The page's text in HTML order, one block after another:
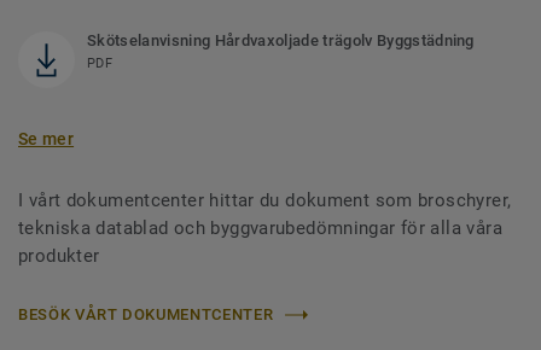
Skötselanvisning Hårdvaxoljade trägolv Byggstädning
PDF
Se mer
I vårt dokumentcenter hittar du dokument som broschyrer,
tekniska datablad och byggvarubedömningar för alla våra
produkter
BESÖK VÅRT DOKUMENTCENTER